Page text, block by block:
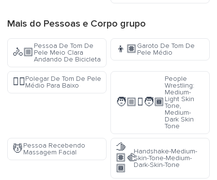
Mais do Pessoas e Corpo grupo
🚴🏼
Pessoa De Tom De
Pele Meio Clara
Andando De Bicicleta
👦🏽Garoto De Tom De
Pele Médio
👎🏽Polegar De Tom De Pele
Médio Para Baixo
🧑🏼‍🫯‍🧑🏾
People
Wrestling:
Medium-
Light Skin
Tone,
Medium-
Dark Skin
Tone
💆Pessoa Recebendo
Massagem Facial
🫱
🏽‍🫲
🏾
Handshake-Medium-
Skin-Tone-Medium-
Dark-Skin-Tone